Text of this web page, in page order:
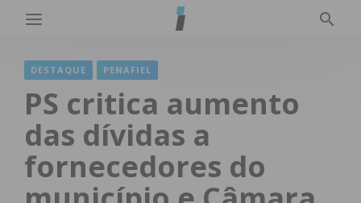
DESTAQUE PENAFIEL
PS critica aumento
das dívidas a
fornecedores do